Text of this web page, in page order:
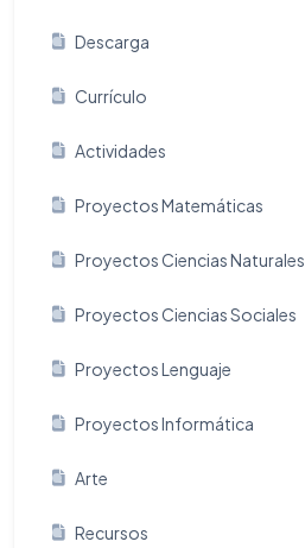
Descarga
Currículo
Actividades
Proyectos Matemáticas
Proyectos Ciencias Naturales
Proyectos Ciencias Sociales
Proyectos Lenguaje
Proyectos Informática
Arte
Recursos